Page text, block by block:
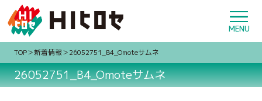
TOP 新着情報 26052751_B4_Omoteサムネ
26052751_B4_Omoteサムネ